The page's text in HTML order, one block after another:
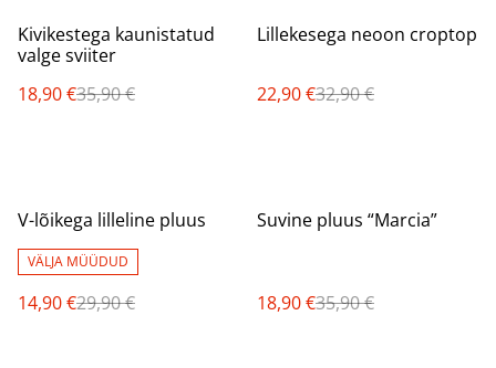
%
Kivikestega kaunistatud
valge sviiter
18,90 €35,90 €
%
Lillekesega neoon croptop
22,90 €32,90 €
%
V-lõikega lilleline pluus
VÄLJA MÜÜDUD
14,90 €29,90 €
%
Suvine pluus “Marcia”
18,90 €35,90 €